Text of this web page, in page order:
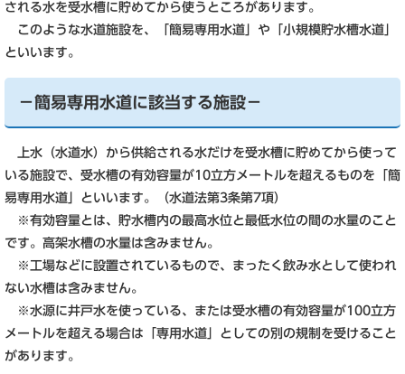
される水を受水槽に貯めてから使うところがあります。
このような水道施設を、「簡易専用水道」や「小規模貯水槽水道」
といいます。
－簡易専用水道に該当する施設－
上水（水道水）から供給される水だけを受水槽に貯めてから使って
いる施設で、受水槽の有効容量が10立方メートルを超えるものを「簡
易専用水道」といいます。（水道法第3条第7項）
※有効容量とは、貯水槽内の最高水位と最低水位の間の水量のこと
です。高架水槽の水量は含みません。
※工場などに設置されているもので、まったく飲み水として使われ
ない水槽は含みません。
※水源に井戸水を使っている、または受水槽の有効容量が100立方
メートルを超える場合は「専用水道」としての別の規制を受けること
があります。